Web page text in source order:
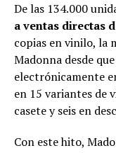
De las 134.000
a ventas directas
copias en vinilo, la
Madonna desde
electrónicamente
en 15 variantes de
casete y seis en
Con este hito,